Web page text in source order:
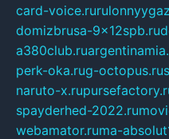
card-voice.ru
domizbrusa-9x12spb.ru
a380club.ru
perk-oka.rug-octopus.ru
naruto-x.ru
spayderhed-2022.ru
webamator.ruma-